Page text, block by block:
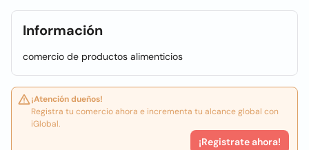
Información
comercio de productos alimenticios
¡Atención dueños!
Registra tu comercio ahora e incrementa tu alcance global con
iGlobal.
¡Registrate ahora!